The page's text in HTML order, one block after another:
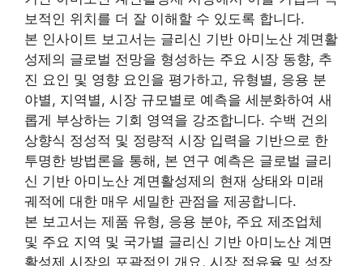
보적인 위치를 더 잘 이해할 수 있도록 합니다.
본 인사이트 보고서는 글리신 기반 아미노산 계면활
성제의 글로벌 전망을 형성하는 주요 시장 동향, 추
진 요인 및 영향 요인을 평가하고, 유형별, 응용 분
야별, 지역별, 시장 규모별로 예측을 세분화하여 새
롭게 부상하는 기회 영역을 강조합니다. 수백 건의
상향식 정성적 및 정량적 시장 입력을 기반으로 한
투명한 방법론을 통해, 본 연구 예측은 글로벌 글리
신 기반 아미노산 계면활성제의 현재 상태와 미래
궤적에 대한 매우 세밀한 관점을 제공합니다.
본 보고서는 제품 유형, 응용 분야, 주요 제조업체
및 주요 지역 및 국가별 글리신 기반 아미노산 계면
활성제 시장의 포괄적인 개요, 시장 점유율 및 성장